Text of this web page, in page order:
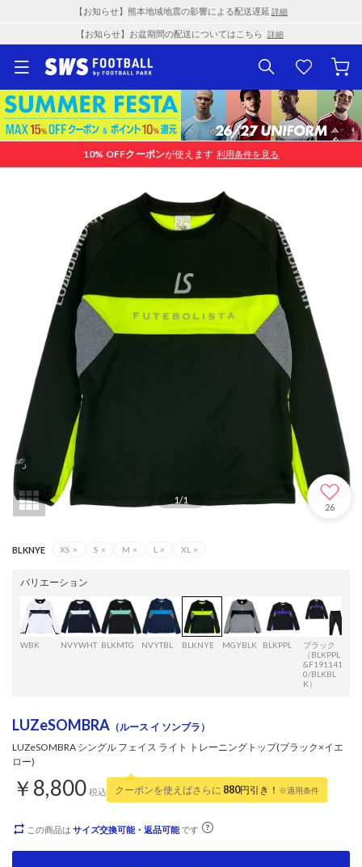
【お知らせ】熊本地域地震の影響による配送遅延 詳細
【お知らせ】お盆期間の配送についてはこちら 詳細
10% OFFクーポンが使えます 利用条件を見る
1/1
26
BLKNYE XS × S × M × L × XL ×
バリエーション
WBK NVYWHT BLKMTG NVYTBL BLKNYE MGYBLK BLKPPL
ブラック
（BLKPPL
&F191141
0/BLKBL
K）
LUZeSOMBRA （ルース イ ソンブラ）
LUZeSOMBRA シングル フェイス ライト トレーニングトップ(ブラック×イエ
ロー)
￥8,800 税込 クーポンを使えばさらに 880円引き！ ※適用条件
この商品は サイズ交換可能・返品可能です